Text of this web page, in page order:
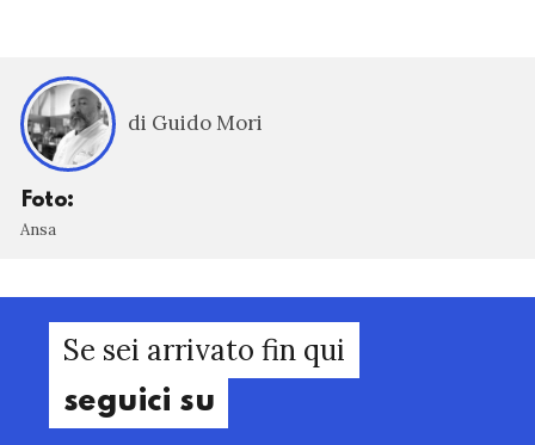
di Guido Mori
Foto:
Ansa
Se sei arrivato fin qui
seguici su